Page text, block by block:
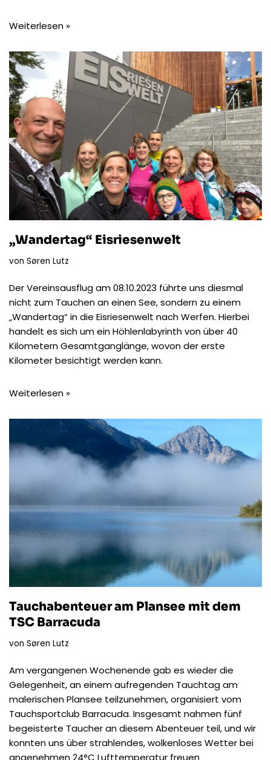
Weiterlesen »
„Wandertag“ Eisriesenwelt
von Søren Lutz
Der Vereinsausflug am 08.10.2023 führte uns diesmal
nicht zum Tauchen an einen See, sondern zu einem
„Wandertag“ in die Eisriesenwelt nach Werfen. Hierbei
handelt es sich um ein Höhlenlabyrinth von über 40
Kilometern Gesamtganglänge, wovon der erste
Kilometer besichtigt werden kann.
Weiterlesen »
Tauchabenteuer am Plansee mit dem
TSC Barracuda
von Søren Lutz
Am vergangenen Wochenende gab es wieder die
Gelegenheit, an einem aufregenden Tauchtag am
malerischen Plansee teilzunehmen, organisiert vom
Tauchsportclub Barracuda. Insgesamt nahmen fünf
begeisterte Taucher an diesem Abenteuer teil, und wir
konnten uns über strahlendes, wolkenloses Wetter bei
angenehmen 24°C Lufttemperatur freuen